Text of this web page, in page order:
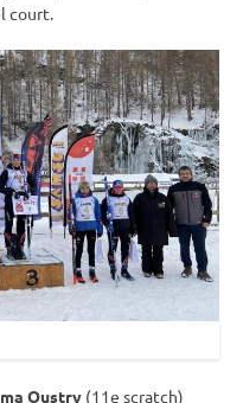
court.
Oustry (11e scratch)